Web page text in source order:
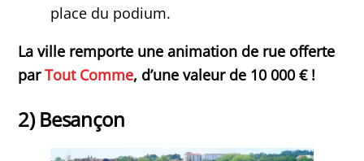
place du podium.
La ville remporte une animation de rue offerte
parTout Comme, d’une valeur de 10 000 € !
2) Besançon